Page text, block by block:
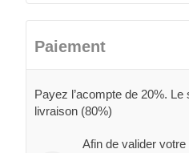
Paiement
Payez l’acompte de 20%.
livraison (80%)
Afin de valider